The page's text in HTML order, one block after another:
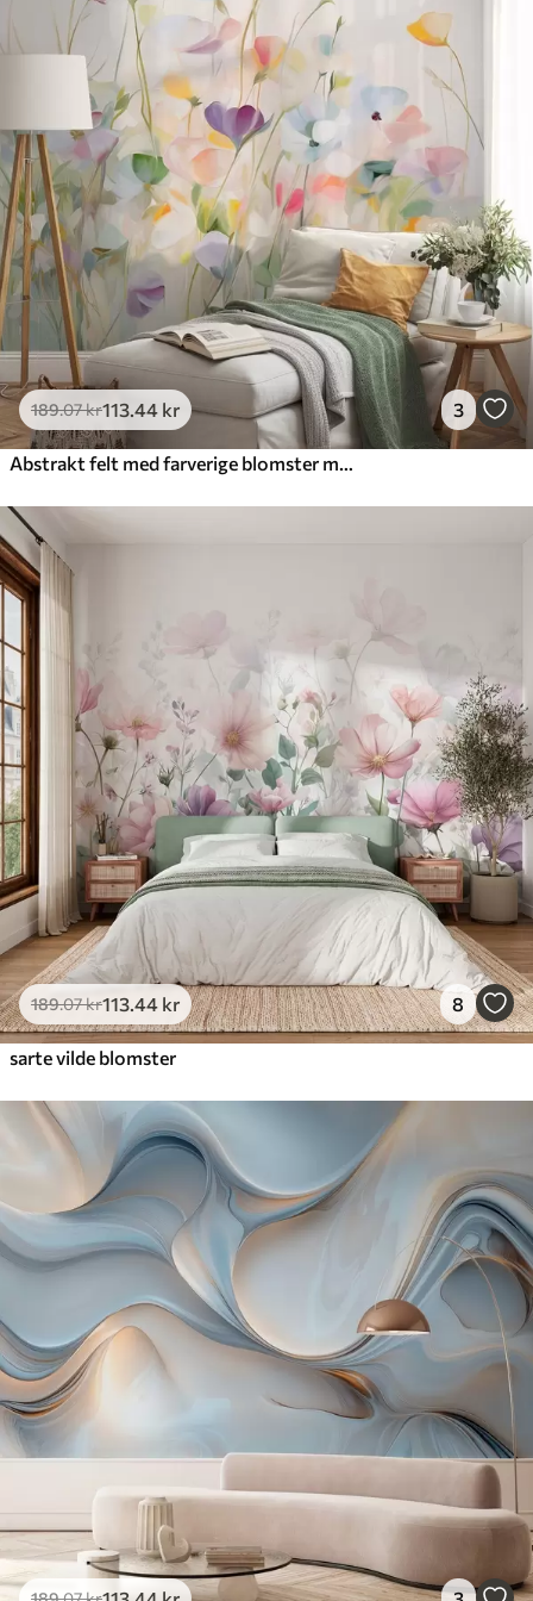
385 .83 .50 /m²
Premium
448.33269.00kr /m²
Premium vinyl
516.67 310 kr
Peel and Stick
666 .67 400 .00kr/m²
189.07kr113 .44 kr 3
189.07kr113 .44 kr 8
sarte vilde blomster